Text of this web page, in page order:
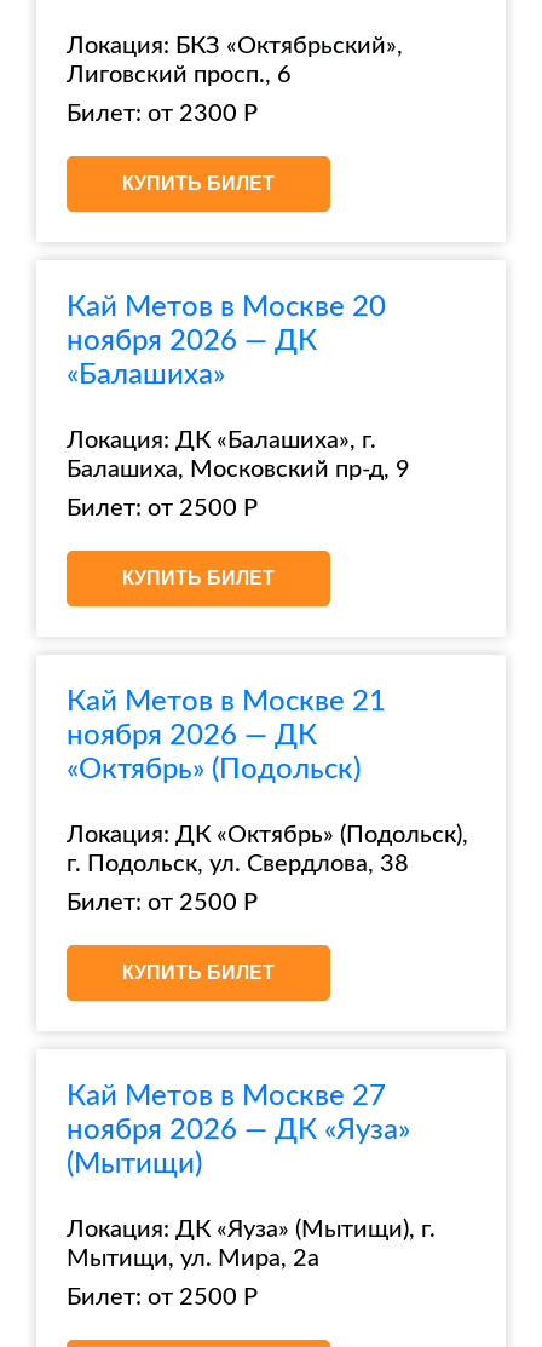
Локация: БКЗ «Октябрьский»,
Лиговский просп., 6
Билет: от 2300 Р
КУПИТЬ БИЛЕТ
Кай Метов в Москве 20
ноября 2026 — ДК
«Балашиха»
Локация: ДК «Балашиха», г.
Балашиха, Московский пр-д, 9
Билет: от 2500 Р
КУПИТЬ БИЛЕТ
Кай Метов в Москве 21
ноября 2026 — ДК
«Октябрь» (Подольск)
Локация: ДК «Октябрь» (Подольск),
г. Подольск, ул. Свердлова, 38
Билет: от 2500 Р
КУПИТЬ БИЛЕТ
Кай Метов в Москве 27
ноября 2026 — ДК «Яуза»
(Мытищи)
Локация: ДК «Яуза» (Мытищи), г.
Мытищи, ул. Мира, 2а
Билет: от 2500 Р